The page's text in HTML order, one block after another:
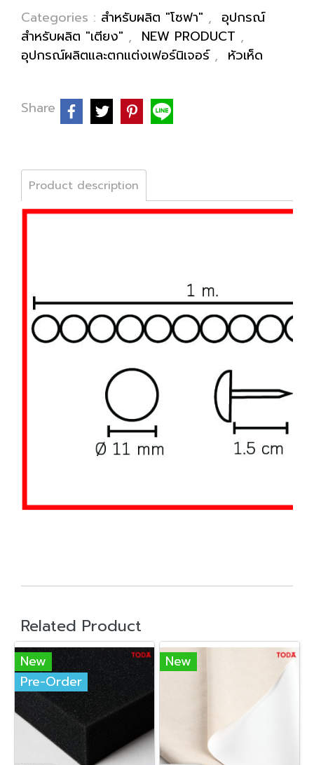
Categories : สำหรับผลิต "โซฟา" , อุปกรณ์
สำหรับผลิต "เตียง" , NEW PRODUCT ,
อุปกรณ์ผลิตและตกแต่งเฟอร์นิเจอร์ , หัวเห็ด
Share
Product description
Related Product
New
Pre-Order
New